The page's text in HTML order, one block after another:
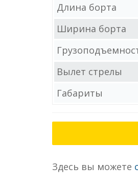
Длина борта
Ширина борта
Вылет стрелы
Габариты
Здесь вы можете